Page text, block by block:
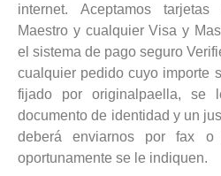
internet. Aceptamos
Maestro y cualquier Visa y
el sistema de pago seguro
cualquier pedido cuyo importe
fijado por originalpaella, se
documento de identidad y un
deberá enviarnos por fax o
oportunamente se le indiquen.